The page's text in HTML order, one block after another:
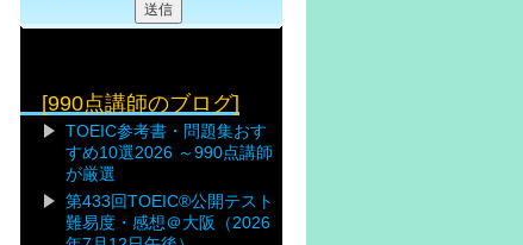
[990点講師のブログ]
TOEIC参考書・問題集おす
すめ10選2026 ～990点講師
が厳選
第433回TOEIC®公開テスト
難易度・感想＠大阪（2026